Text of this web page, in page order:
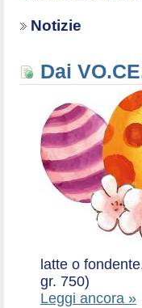
Notizie
Dai
latte o
gr. 750)
Leggi ancora »